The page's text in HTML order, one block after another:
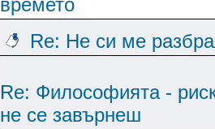
времето
Re: Не си ме
Re: Философията -
не се завърнеш